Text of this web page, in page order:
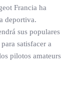
Francia ha
deportiva.
sus populares
satisfacer a
pilotos amateurs